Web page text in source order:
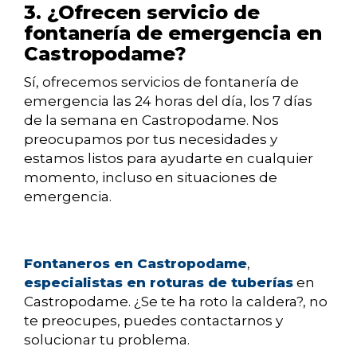
3. ¿Ofrecen servicio de
fontanería de emergencia en
Castropodame?
Sí, ofrecemos servicios de fontanería de
emergencia las 24 horas del día, los 7 días
de la semana en Castropodame. Nos
preocupamos por tus necesidades y
estamos listos para ayudarte en cualquier
momento, incluso en situaciones de
emergencia.
Fontaneros en Castropodame,
especialistas en roturas de tuberías en
Castropodame. ¿Se te ha roto la caldera?, no
te preocupes, puedes contactarnos y
solucionar tu problema.